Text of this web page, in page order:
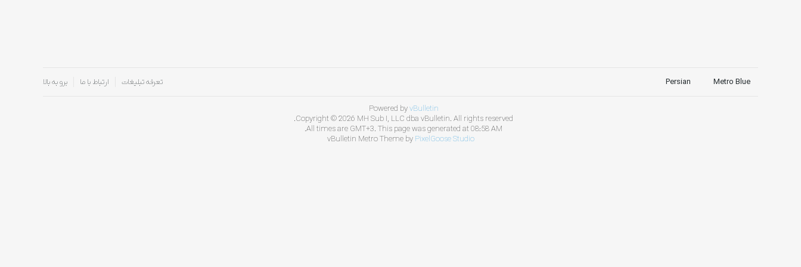
Metro Blue
Persian تعرفه تبلیغات ارتباط با ما برو به بالا
Powered byvBulletin
Copyright © 2026 MH Sub I, LLC dba vBulletin. All rights reserved.
All times are GMT+3. This page was generated at 08:58 AM.
vBulletin Metro Theme by PixelGoose Studio